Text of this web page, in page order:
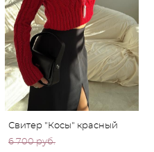
Свитер "Косы" красный
6 700 pуб.